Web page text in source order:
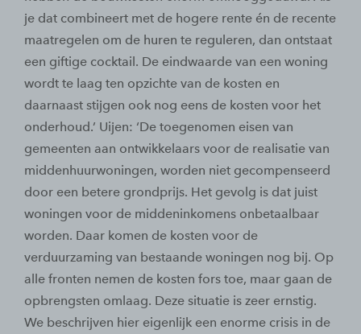
je dat combineert met de hogere rente én de recente
maatregelen om de huren te reguleren, dan ontstaat
een giftige cocktail. De eindwaarde van een woning
wordt te laag ten opzichte van de kosten en
daarnaast stijgen ook nog eens de kosten voor het
onderhoud.’ Uijen: ‘De toegenomen eisen van
gemeenten aan ontwikkelaars voor de realisatie van
middenhuurwoningen, worden niet gecompenseerd
door een betere grondprijs. Het gevolg is dat juist
woningen voor de middeninkomens onbetaalbaar
worden. Daar komen de kosten voor de
verduurzaming van bestaande woningen nog bij. Op
alle fronten nemen de kosten fors toe, maar gaan de
opbrengsten omlaag. Deze situatie is zeer ernstig.
We beschrijven hier eigenlijk een enorme crisis in de